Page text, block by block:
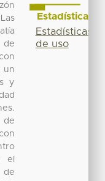
un
y
el
Estadísticas
Estadísticas
de uso